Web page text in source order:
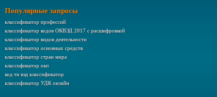
Популярные запросы
классификатор профессий
классификатор кодов ОКВЭД 2017 с расшифровкой
классификатор видов деятельности
классификатор основных средств
классификатор стран мира
классификатор окп
код тн вэд классификатор
классификатор УДК онлайн